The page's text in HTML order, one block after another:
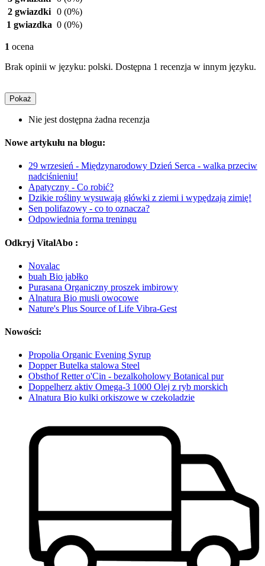
2 gwiazdki 0 (0%)
1 gwiazdka 0 (0%)
1 ocena
Brak opinii w języku: polski. Dostępna 1 recenzja w innym języku.
Pokaż
Nie jest dostępna żadna recenzja
Nowe artykułu na blogu:
29 wrzesień - Międzynarodowy Dzień Serca - walka przeciw
nadciśnieniu!
Apatyczny - Co robić?
Dzikie rośliny wysuwają główki z ziemi i wypędzają zimię!
Sen polifazowy - co to oznacza?
Odpowiednia forma treningu
Odkryj VitalAbo :
Novalac
buah Bio jabłko
Purasana Organiczny proszek imbirowy
Alnatura Bio musli owocowe
Nature's Plus Source of Life Vibra-Gest
Nowości:
Propolia Organic Evening Syrup
Dopper Butelka stalowa Steel
Obsthof Retter o'Cin - bezalkoholowy Botanical pur
Doppelherz aktiv Omega-3 1000 Olej z ryb morskich
Alnatura Bio kulki orkiszowe w czekoladzie